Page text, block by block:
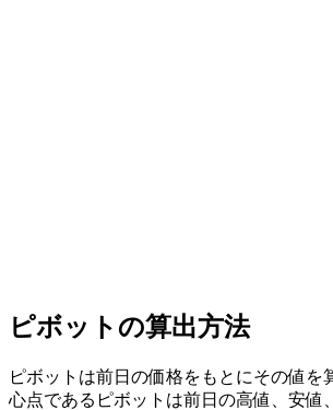
ピボットの算出方法
ピボットは前日の価格をもとにその値を
心点であるピボットは前日の高値、安値